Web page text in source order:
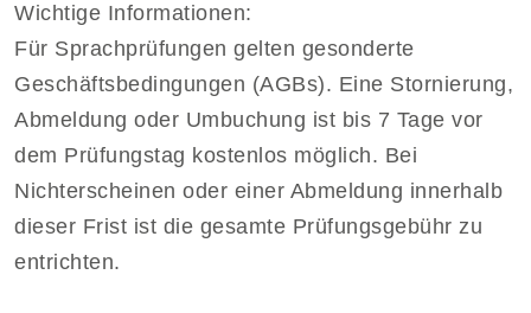
Wichtige Informationen:
Für Sprachprüfungen gelten gesonderte
Geschäftsbedingungen (AGBs). Eine Stornierung,
Abmeldung oder Umbuchung ist bis 7 Tage vor
dem Prüfungstag kostenlos möglich. Bei
Nichterscheinen oder einer Abmeldung innerhalb
dieser Frist ist die gesamte Prüfungsgebühr zu
entrichten.